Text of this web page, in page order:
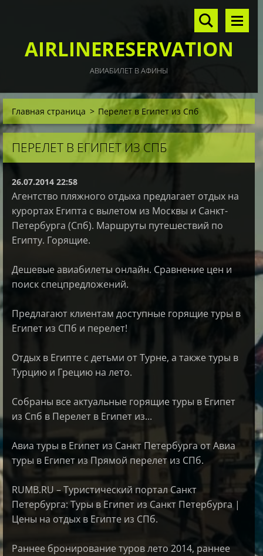
AIRLINERESERVATION
АВИАБИЛЕТ В АФИНЫ
Главная страница > Перелет в Египет из Спб
ПЕРЕЛЕТ В ЕГИПЕТ ИЗ СПБ
26.07.2014 22:58
Агентство пляжного отдыха предлагает отдых на
курортах Египта с вылетом из Москвы и Санкт-
Петербурга (Спб). Маршруты путешествий по
Египту. Горящие.
Дешевые авиабилеты онлайн. Сравнение цен и
поиск спецпредложений.
Предлагают клиентам доступные горящие туры в
Египет из СПб и перелет!
Отдых в Египте с детьми от Турне, а также туры в
Турцию и Грецию на лето.
Собраны все актуальные горящие туры в Египет
из Спб в Перелет в Египет из...
Авиа туры в Египет из Санкт Петербурга от Авиа
туры в Египет из Прямой перелет из СПб.
RUMB.RU – Туристический портал Санкт
Петербурга: Туры в Египет из Санкт Петербурга |
Цены на отдых в Египте из СПб.
Раннее бронирование туров лето 2014, раннее